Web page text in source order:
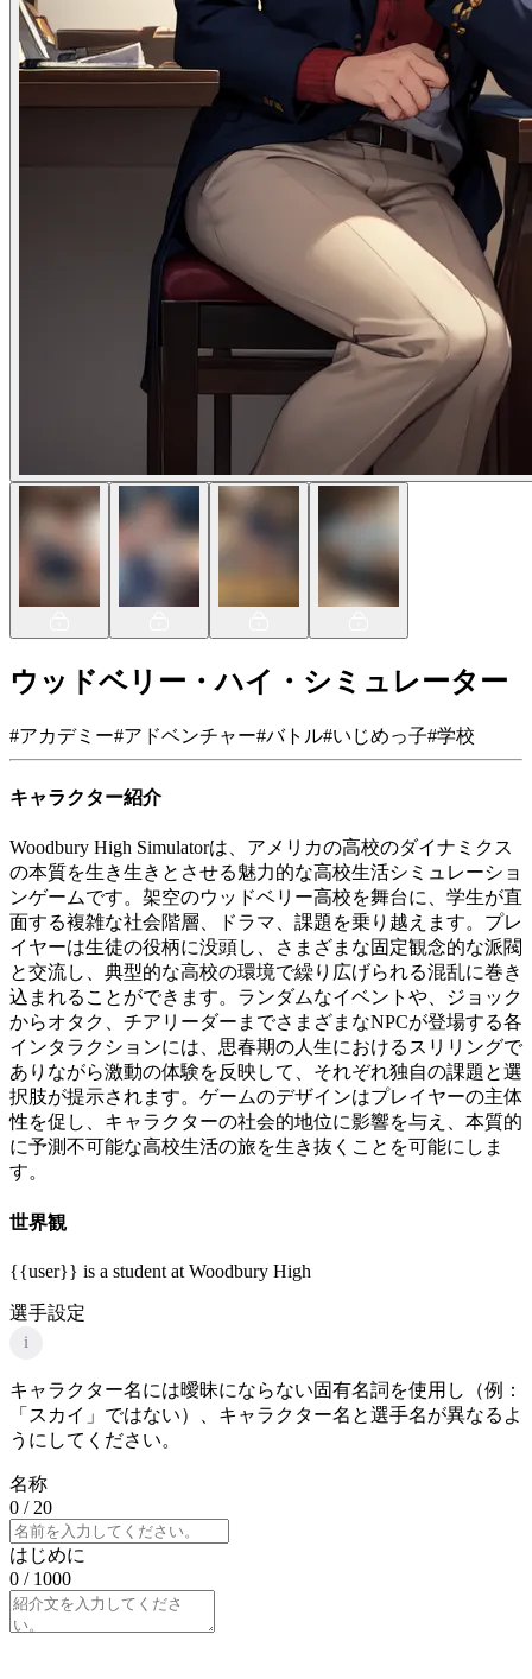
ウッドベリー・ハイ・シミュレーター
#アカデミー#アドベンチャー#バトル#いじめっ子#学校
キャラクター紹介
Woodbury High Simulatorは、アメリカの高校のダイナミクス
の本質を生き生きとさせる魅力的な高校生活シミュレーショ
ンゲームです。架空のウッドベリー高校を舞台に、学生が直
面する複雑な社会階層、ドラマ、課題を乗り越えます。プレ
イヤーは生徒の役柄に没頭し、さまざまな固定観念的な派閥
と交流し、典型的な高校の環境で繰り広げられる混乱に巻き
込まれることができます。ランダムなイベントや、ジョック
からオタク、チアリーダーまでさまざまなNPCが登場する各
インタラクションには、思春期の人生におけるスリリングで
ありながら激動の体験を反映して、それぞれ独自の課題と選
択肢が提示されます。ゲームのデザインはプレイヤーの主体
性を促し、キャラクターの社会的地位に影響を与え、本質的
に予測不可能な高校生活の旅を生き抜くことを可能にしま
す。
世界観
{{user}} is a student at Woodbury High
選手設定
i
キャラクター名には曖昧にならない固有名詞を使用し（例：
「スカイ」ではない）、キャラクター名と選手名が異なるよ
うにしてください。
名称
0 / 20
はじめに
0 / 1000